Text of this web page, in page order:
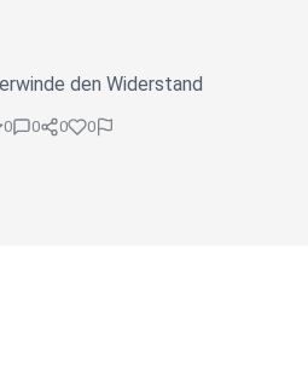
den Widerstand
0 0 0 0